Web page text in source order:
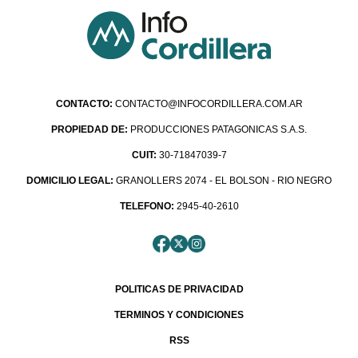
CONTACTO: CONTACTO@INFOCORDILLERA.COM.AR
PROPIEDAD DE: PRODUCCIONES PATAGONICAS S.A.S.
CUIT: 30-71847039-7
DOMICILIO LEGAL: GRANOLLERS 2074 - EL BOLSON - RIO NEGRO
TELEFONO: 2945-40-2610
POLITICAS DE PRIVACIDAD
TERMINOS Y CONDICIONES
RSS